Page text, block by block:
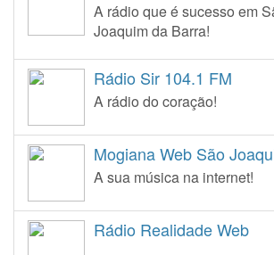
A rádio que é sucesso em
Joaquim da Barra!
Rádio Sir 104.1 FM
A rádio do coração!
Mogiana Web São
A sua música na internet!
Rádio Realidade Web